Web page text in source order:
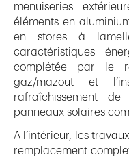
menuiseries
éléments en
en stores à
caractéristiques
complétée par le
gaz/mazout et
rafraîchissement
panneaux solaires
A l’intérieur, les
remplacement